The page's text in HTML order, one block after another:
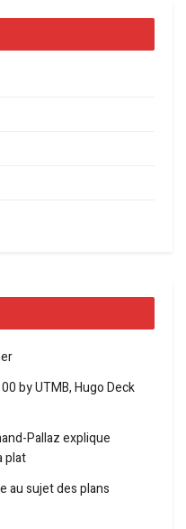
by UTMB, Hugo Deck
Pallaz explique
plat
au sujet des plans